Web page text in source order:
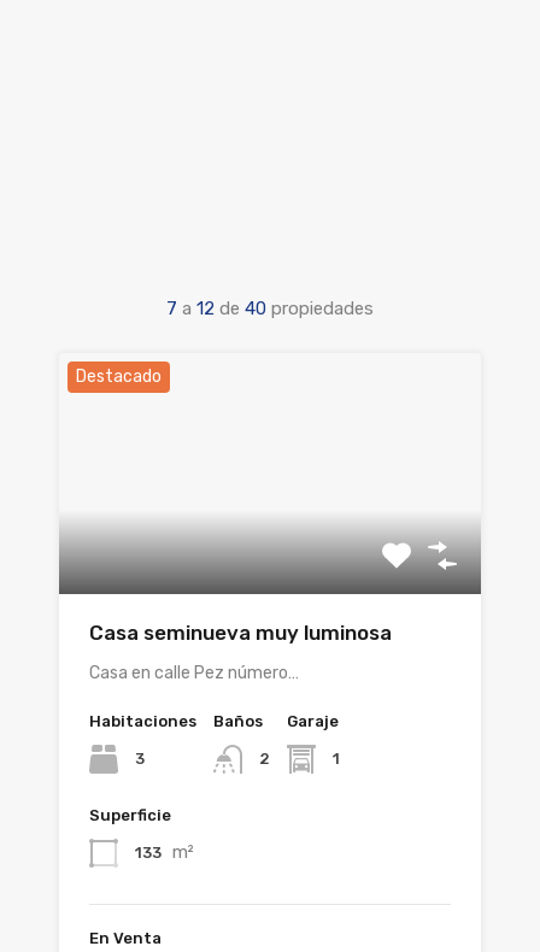
7 a 12 de 40 propiedades
Destacado
Casa seminueva muy luminosa
Casa en calle Pez número…
Habitaciones
3
Baños
2
Garaje
1
Superficie
133 m²
En Venta